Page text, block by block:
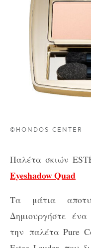
©HONDOS CENTER
Παλέτα σκιών
Eyeshadow Quad
Τα μάτια
Δημιουργήστε
την παλέτα Pure